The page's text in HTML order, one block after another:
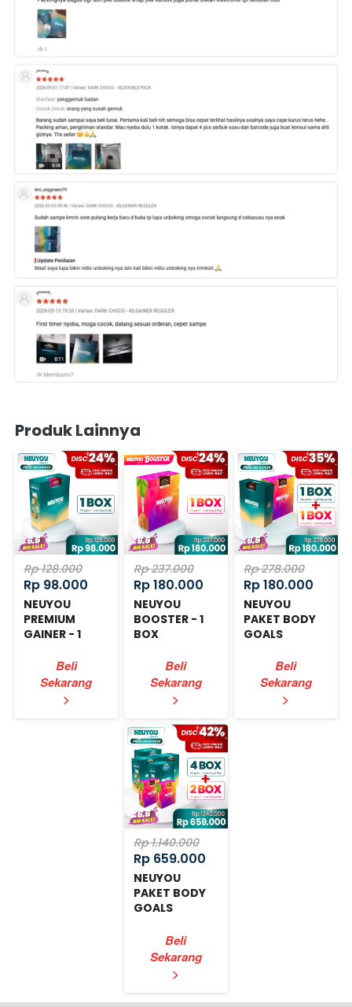
Produk Lainnya
Rp 128.000
Rp 98.000
NEUYOU
PREMIUM
GAINER - 1
`
Beli
Sekarang
>
Rp 237.000
Rp 180.000
NEUYOU
BOOSTER - 1
BOX
`
Beli
Sekarang
>
Rp 278.000
Rp 180.000
NEUYOU
PAKET BODY
GOALS
`
Beli
Sekarang
>
Rp 1.140.000
Rp 659.000
NEUYOU
PAKET BODY
GOALS
`
Beli
Sekarang
>